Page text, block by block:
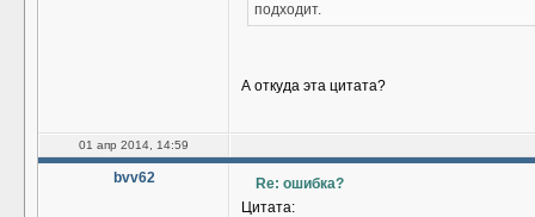
подходит.
А откуда эта цитата?
01 апр 2014, 14:59
bvv62
Re: ошибка?
Цитата: